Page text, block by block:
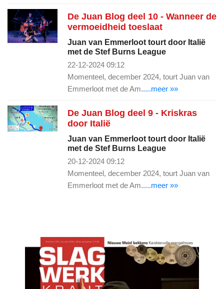
De Juan Blog deel 10 - Wanneer de
vermoeidheid toeslaat
Juan van Emmerloot tourt door Italië
met de Stef Burns League
22-12-2024 09:12
Momenteel, december 2024, tourt Juan van
Emmerloot met de Am.....meer »»
De Juan Blog deel 9 - Kriskras
door Italië
Juan van Emmerloot tourt door Italië
met de Stef Burns League
20-12-2024 09:12
Momenteel, december 2024, tourt Juan van
Emmerloot met de Am.....meer »»